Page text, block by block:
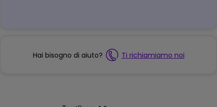
Hai bisogno di aiuto? Ti richiamiamo noi